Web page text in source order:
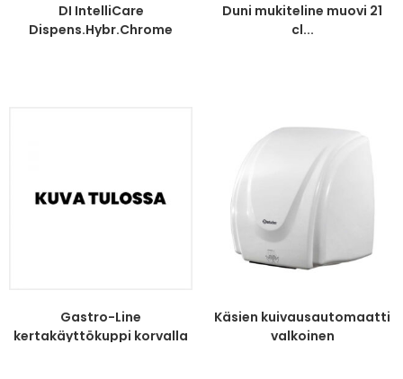
DI IntelliCare
Dispens.Hybr.Chrome
Duni mukiteline muovi 21
cl...
Gastro-Line
kertakäyttökuppi korvalla
Käsien kuivausautomaatti
valkoinen